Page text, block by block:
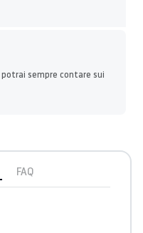
sempre contare sui
FAQ